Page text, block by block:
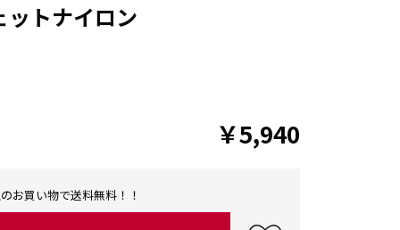
トナイロン
￥5,940
お買い物で送料無料！！